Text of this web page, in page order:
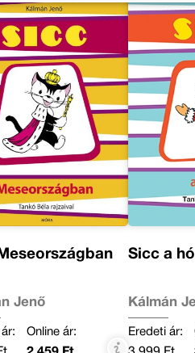
Jenő
Online ár:
Sicc a
Kálmán
Eredeti ár: